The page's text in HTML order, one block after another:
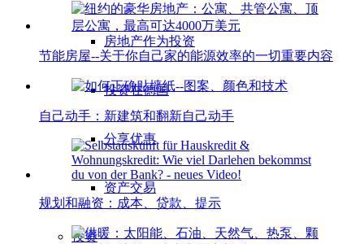
房地产作为投资
投资在德国
分享优惠
资产交易
投资
节能房屋--关于你自己家的能源效率的一切重要内容
自己动手：新建筑和翻新自己动手
规划和融资：成本、贷款、提示